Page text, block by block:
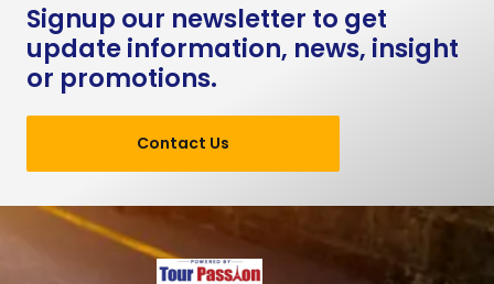
Signup our newsletter to get
update information, news, insight
or promotions.
Contact Us